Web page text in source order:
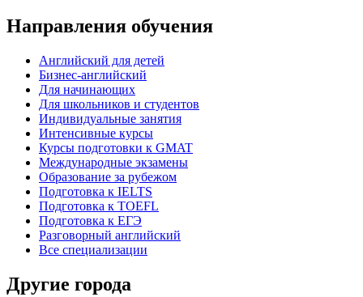
Направления обучения
Английский для детей
Бизнес-английский
Для начинающих
Для школьников и студентов
Индивидуальные занятия
Интенсивные курсы
Курсы подготовки к GMAT
Международные экзамены
Образование за рубежом
Подготовка к IELTS
Подготовка к TOEFL
Подготовка к ЕГЭ
Разговорный английский
Все специализации
Другие города